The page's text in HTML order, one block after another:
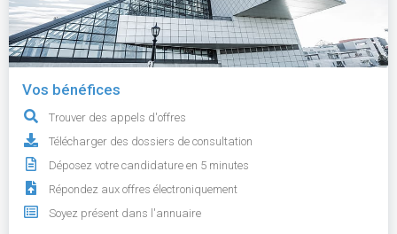
Vos bénéfices
Trouver des appels d'offres
Télécharger des dossiers de consultation
Déposez votre candidature en 5 minutes
Répondez aux offres électroniquement
Soyez présent dans l'annuaire